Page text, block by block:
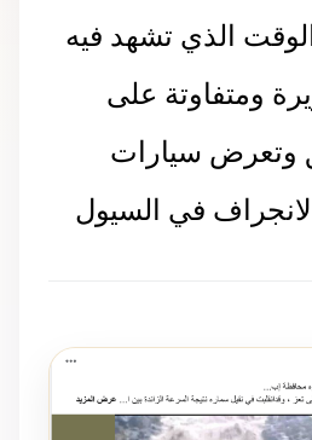
الذي تشهد فيه
ومتفاوتة على
وتعرض سيارات
في السيول